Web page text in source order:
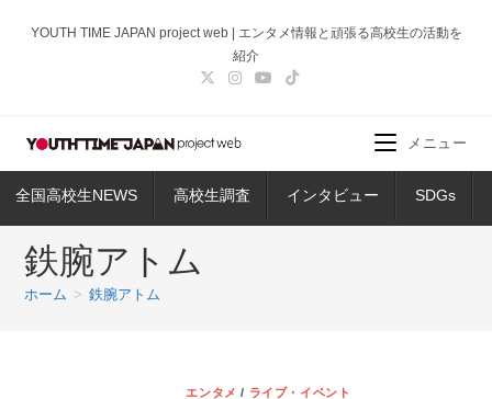
ス
ッ
YOUTH TIME JAPAN project web | エンタメ情報と頑張る高校生の活動を
紹介
全国高校生NEWS 高校生調査 インタビュー SDGs
メニュー
鉄腕アトム
ホーム > 鉄腕アトム
エンタメ / ライブ・イベント